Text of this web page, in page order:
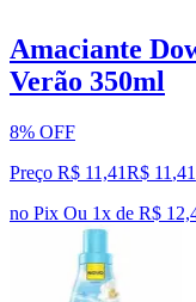
Amaciante
Verão 350ml
8% OFF
Preço R$ 11,41R$ 11 ,41
no Pix Ou 1x de R$